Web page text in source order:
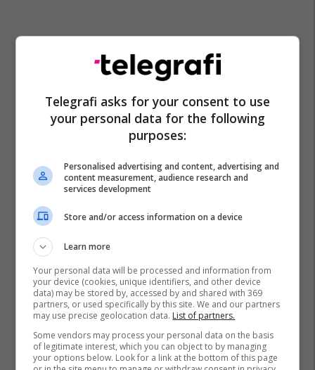
Kalaja E Beratit Vizitorët
Telegrafi asks for your consent to use
your personal data for the following
purposes:
Personalised advertising and content, advertising and
content measurement, audience research and
services development
Store and/or access information on a device
Learn more
Your personal data will be processed and information from
your device (cookies, unique identifiers, and other device
data) may be stored by, accessed by and shared with 369
partners, or used specifically by this site. We and our partners
may use precise geolocation data. List of partners.
Some vendors may process your personal data on the basis
of legitimate interest, which you can object to by managing
your options below. Look for a link at the bottom of this page